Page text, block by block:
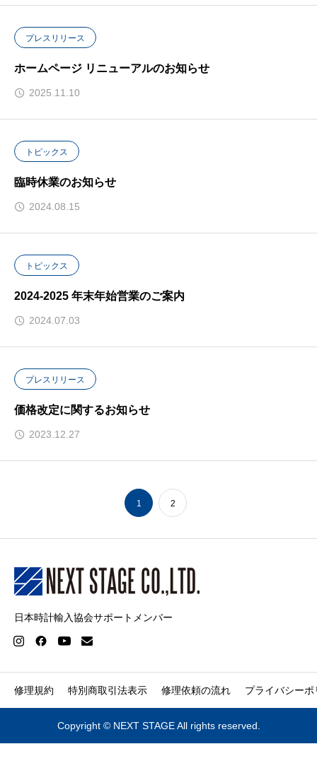
プレスリリース
ホームページ リニューアルのお知らせ
2025.11.10
トピックス
臨時休業のお知らせ
2024.08.15
トピックス
2024-2025 年末年始営業のご案内
2024.07.03
プレスリリース
価格改定に関するお知らせ
2023.12.27
1 2
日本時計輸入協会サポートメンバー
修理規約 特別商取引法表示 修理依頼の流れ プライバシーポ
Copyright © NEXT STAGE All rights reserved.